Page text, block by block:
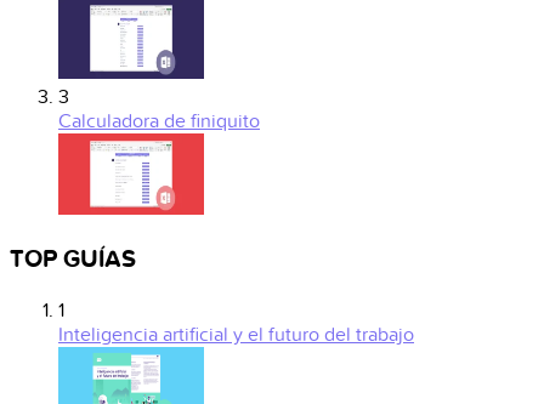
3
Calculadora de finiquito
TOP GUÍAS
1
Inteligencia artificial y el futuro del trabajo